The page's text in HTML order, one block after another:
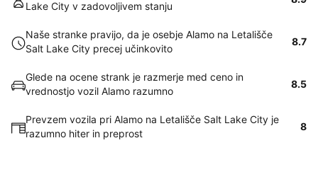
Lake City v zadovoljivem stanju
Naše stranke pravijo, da je osebje Alamo na Letališče
Salt Lake City precej učinkovito
8.7
Glede na ocene strank je razmerje med ceno in
vrednostjo vozil Alamo razumno
8.5
Prevzem vozila pri Alamo na Letališče Salt Lake City je
razumno hiter in preprost
8